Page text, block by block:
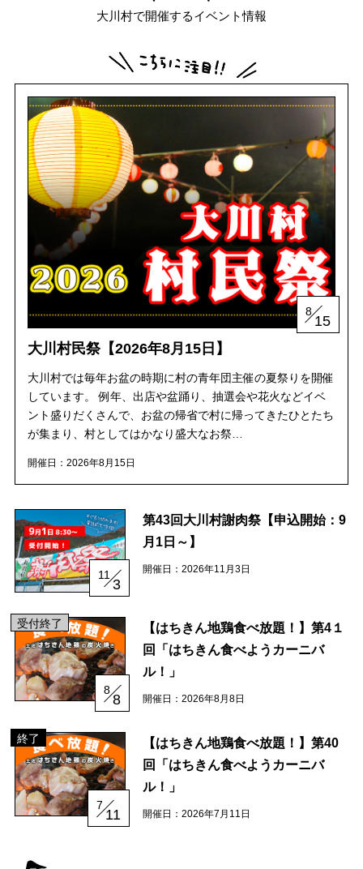
「大川村ってどんなとこ？」聞いたこともみたこともないぞ？という大川村
初心者のかたに、大川村へ来るための道のりや、心構えなどをご紹介！
大川村マップ 大川村への行き方
グルメ・物産
大川村で食べられる美味しいグルメや、村でしか買えない手作りのお土産、
村の特産品「土佐はちきん地鶏」など各種物産をご紹介！
体験・イベント
介！
イベント情報
施設
コックさんのいる道の駅ならぬ「村の駅」や鉱山跡地にある学校を活用した
宿泊施設など、村にある施設をご紹介！
大川村で開催するイベント情報
大川村民祭【2026年8月15日】
大川村では毎年お盆の時期に村の青年団主催の夏祭りを開催
しています。 例年、出店や盆踊り、抽選会や花火などイベ
ント盛りだくさんで、お盆の帰省で村に帰ってきたひとたち
が集まり、村としてはかなり盛大なお祭…
開催日：2026年8月15日
8
15
11
3
第43回大川村謝肉祭【申込開始：9
月1日～】
開催日：2026年11月3日
受付終了
8
8
【はちきん地鶏食べ放題！】第4１
回「はちきん食べようカーニバ
ル！」
開催日：2026年8月8日
終了
7
11
【はちきん地鶏食べ放題！】第40
回「はちきん食べようカーニバ
ル！」
開催日：2026年7月11日